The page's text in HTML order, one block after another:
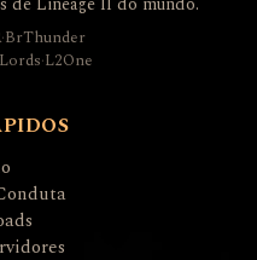
·BrThunder
·L2One